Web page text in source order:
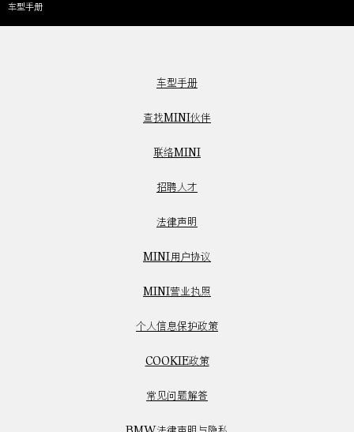
车型手册
车型手册
查找MINI伙伴
联络MINI
招聘人才
法律声明
MINI用户协议
MINI营业执照
个人信息保护政策
COOKIE政策
常见问题解答